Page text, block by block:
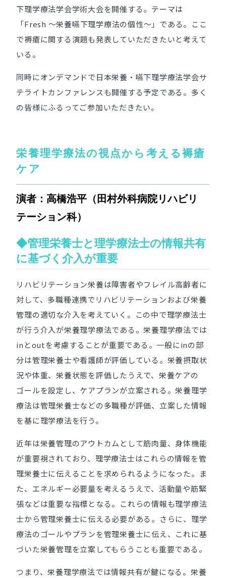
下理学療法学会学術大会を開催する。テーマは
「Fresh ～栄養嚥下理学療法の個性～」である。ここ
で褥瘡に関する演題も発表していただきたいと考えて
いる。
同時にオンデマンドで日本栄養・嚥下理学療法学会サ
テライトカンファレンスも開催する予定である。多く
の皆様にふるってご参加いただきたい。
栄養理学療法の視点から考える褥瘡
ケア
演者：高橋浩平（田村外科病院リハビリ
テーション科）
◆管理栄養士と理学療法士の情報共有
に基づく介入が重要
リハビリテーション栄養は障害者やフレイル高齢者に
対して、多職種連携でリハビリテーションおよび栄養
管理の適切な介入を考えていく。この中で理学療法士
が行う介入が栄養理学療法である。栄養理学療法では
inとoutを考慮することが重要である。一般にinの部
分は管理栄養士や看護師が評価している。栄養摂取状
況や体重、栄養状態を評価したうえで、栄養ケアの
ゴールを設定し、ケアプランが立案される。栄養理学
療法は管理栄養士などの多職種が評価、立案した情報
を基に理学療法を行う。
近年は栄養管理のアウトカムとして筋肉量、身体機能
が重要視されており、理学療法士はこれらの情報を管
理栄養士に伝えることを求められるようになった。ま
た、エネルギー必要量を考えるうえで、活動量や筋緊
張などは重要な指標となる。これらの情報も理学療法
士から管理栄養士に伝える必要がある。さらに、理学
療法のゴールやプランを管理栄養士に伝え、これに基
づいた栄養管理を立案してもらうことも重要である。
つまり、栄養理学療法では情報共有が鍵になる。栄養